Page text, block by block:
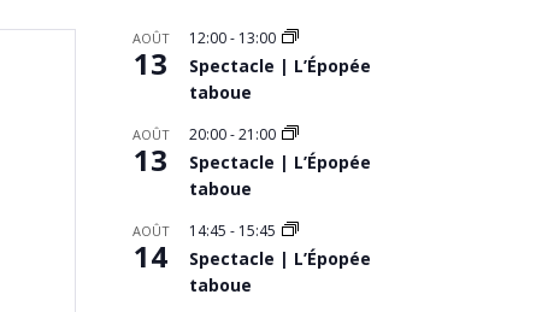
AOÛT
13
12:00- 13:00
Spectacle | L’Épopée
taboue
AOÛT
13
20:00-21:00
Spectacle | L’Épopée
taboue
AOÛT
14
14:45 - 15:45
Spectacle | L’Épopée
taboue